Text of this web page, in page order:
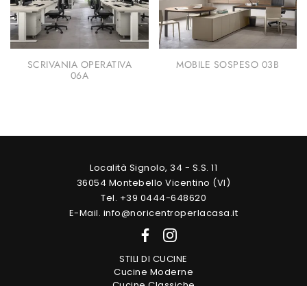
SCRIVANIA OPERATIVA
06A
MOBILE SOSPESO 03B
Località Signolo, 34 - S.S. 11
36054 Montebello Vicentino (VI)
Tel. +39 0444-648620
E-Mail. info@noricentroperlacasa.it
STILI DI CUCINE
Cucine Moderne